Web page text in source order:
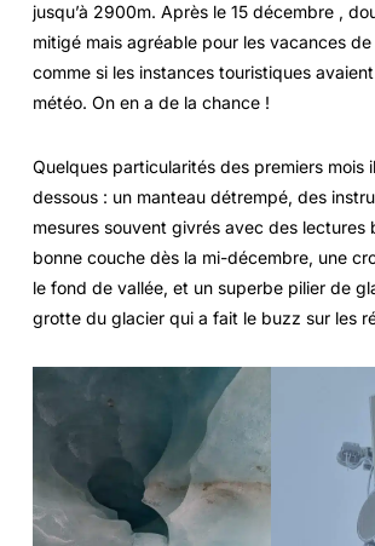
jusqu’à 2900m. Après le 15 décembre ,
mitigé mais agréable pour les vacances de
comme si les instances touristiques
météo. On en a de la chance !
Quelques particularités des premiers mois
dessous : un manteau détrempé, des
mesures souvent givrés avec des lectures
bonne couche dès la mi-décembre, une
le fond de vallée, et un superbe pilier de
grotte du glacier qui a fait le buzz sur les